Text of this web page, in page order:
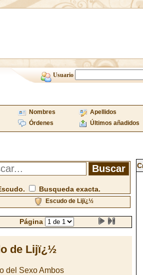
Usuario
Nombres Apellidos
Órdenes Últimos añadidos
Busqueda exacta.
Escudo de Lijï¿½
Página
de Lijï¿½
del Sexo Ambos